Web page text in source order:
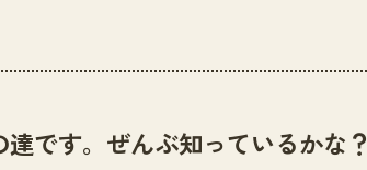
です。ぜんぶ知っているかな？